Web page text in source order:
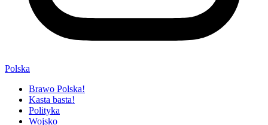
Polska
Brawo Polska!
Kasta basta!
Polityka
Wojsko